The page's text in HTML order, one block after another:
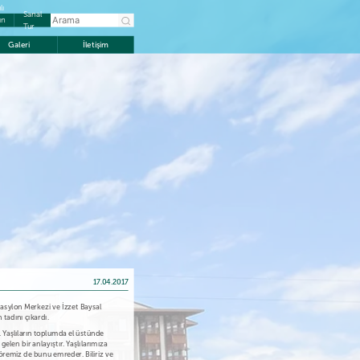
Sanal
Tur
Galeri İletişim
17.04.2017
Merkezi ve İzzet Baysal
çıkardı.
toplumda el üstünde
bir anlayıştır. Yaşlılarımıza
de bunu emreder. Biliriz ve